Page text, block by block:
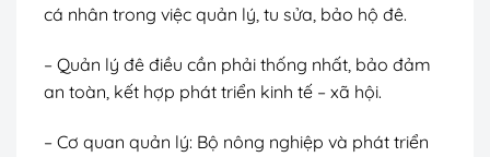
cá nhân trong việc quản lý, tu sửa, bảo hộ đê.
– Quản lý đê điều cần phải thống nhất, bảo đảm
an toàn, kết hợp phát triển kinh tế – xã hội.
– Cơ quan quản lý: Bộ nông nghiệp và phát triển